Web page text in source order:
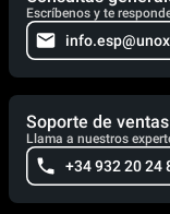
Escríbenos y te
Soporte de ventas
Llama a nuestros
+34 932 20 24